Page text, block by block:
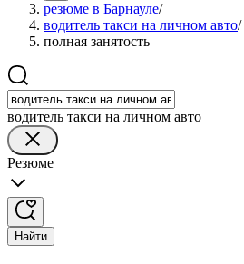
резюме в Барнауле/
водитель такси на личном авто/
полная занятость
водитель такси на личном авто
Резюме
Найти